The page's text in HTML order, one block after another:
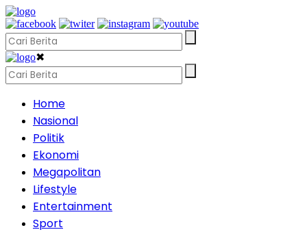
✖
Home
Nasional
Politik
Ekonomi
Megapolitan
Lifestyle
Entertainment
Sport